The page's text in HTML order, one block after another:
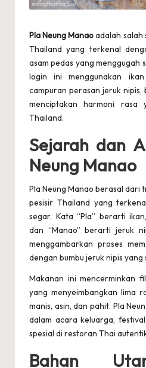
T
e
r
u
p
d
a
t
e
2
0
2
4
Pla Neung Manaoadalah salah
Thailand yang terkenal
asam pedas yang menggugah
login ini menggunakan
campuran perasan jeruk nipis,
menciptakan harmoni rasa
Thailand.
Sejarah dan
Neung Manao
Pla Neung Manao berasal dari
pesisir Thailand yang
segar. Kata “Pla” berarti
dan “Manao” berarti jeruk
menggambarkan proses
dengan bumbu jeruk nipis yang
Makanan ini mencerminkan
yang menyeimbangkan lima
manis, asin, dan pahit. Pla
dalam acara keluarga,
spesial di restoran Thai
Bahan